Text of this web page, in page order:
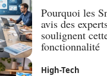
Pourquoi les
avis des
soulignent
fonctionnalité
High-Tech